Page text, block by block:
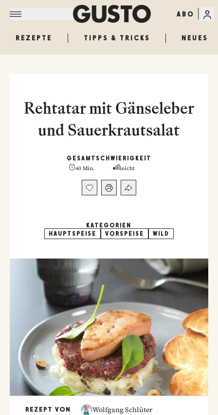
ABO
REZEPTE TIPPS & TRICKS NEUES
Rehtatar mit Gänseleber
und Sauerkrautsalat
GESAMT
40 Min.
SCHWIERIGKEIT
leicht
KATEGORIEN
HAUPTSPEISE
VORSPEISE WILD
REZEPT VON Wolfgang Schlüter